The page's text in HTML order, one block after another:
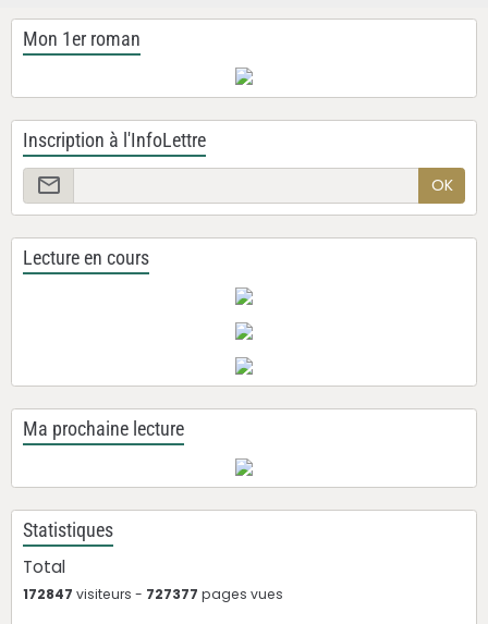
Mon 1er roman
Inscription à l'InfoLettre
OK
Lecture en cours
Ma prochaine lecture
Statistiques
Total
172847 visiteurs - 727377 pages vues